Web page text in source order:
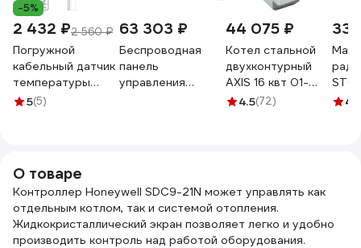
-5%
2 432 ₽2 560 ₽
Погружной
кабельный датчик
температуры
жидкости Завод
5(5)
63 303 ₽
Беспроводная
панель
управления
44 075 ₽
Котел стальной
двухконтурный
AXIS 16 квт 01-
16TW-00 AXIS-01-
4.5(72)
504.8
О товаре
Контроллер Honeywell SDC9-21N может управлять как
отдельным котлом, так и системой отопления.
Жидкокристаллический экран позволяет легко и удобно
производить контроль над работой оборудования.